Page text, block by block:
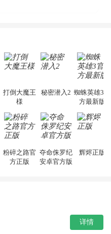
打倒大魔王
様
秘密潜入2 蜘蛛英雄3官
方最新版
粉碎之路官
方正版
夺命侏罗纪
安卓官方版
辉烬正版
详情